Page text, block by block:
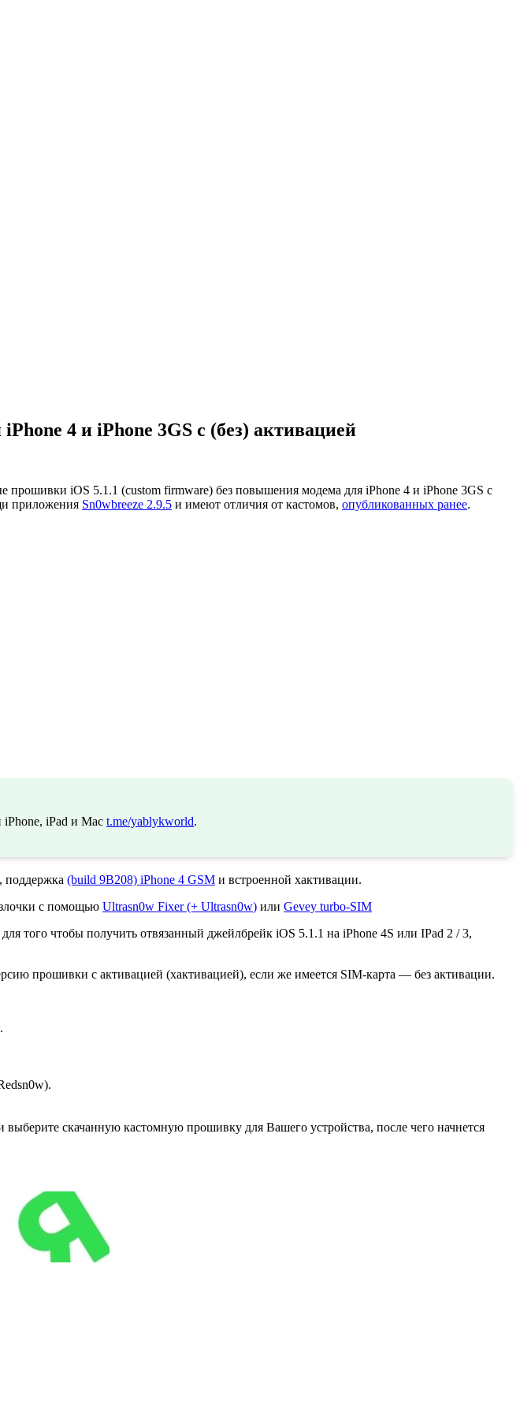
4 и iPhone 3GS с (без) активацией
iOS 5.1.1 (custom firmware) без повышения модема для iPhone 4 и iPhone 3GS с
приложения Sn0wbreeze 2.9.5 и имеют отличия от кастомов, опубликованных ранее.
iPad и Mac t.me/yablykworld.
, поддержка (build 9B208) iPhone 4 GSM и встроенной хактивации.
с помощью Ultrasn0w Fixer(+ Ultrasn0w) или Gevey turbo-SIM
того чтобы получить отвязанный джейлбрейк iOS 5.1.1 на iPhone 4S или IPad 2 / 3,
прошивки с активацией (хактивацией), если же имеется SIM-карта — без активации.
.
скачанную кастомную прошивку для Вашего устройства, после чего начнется